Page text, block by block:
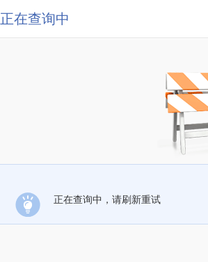
正在查询中
正在查询中，请刷新重试